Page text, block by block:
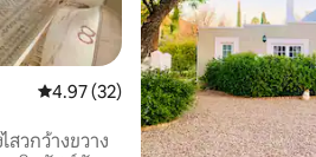
คะแนนเฉลี่ย 4.97 จาก 5, 32 รีวิว
4.97 (32)
วกว้างขวาง